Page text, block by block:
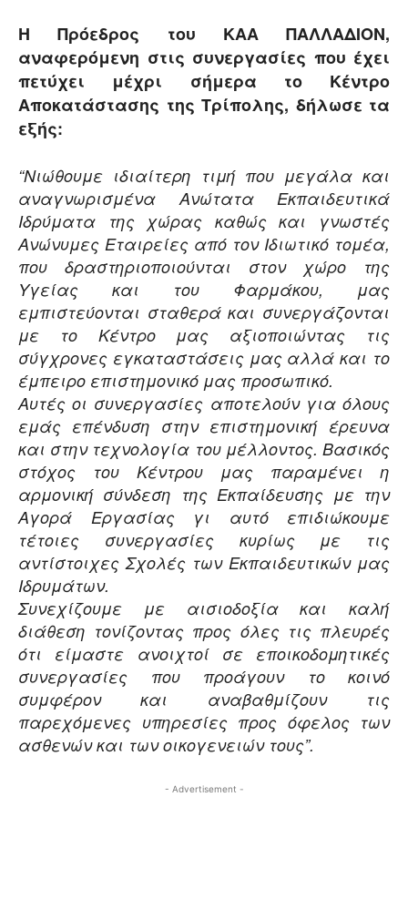
Η Πρόεδρος του ΚΑΑ ΠΑΛΛΑΔΙΟΝ,
αναφερόμενη στις συνεργασίες που έχει
πετύχει μέχρι σήμερα το Κέντρο
Αποκατάστασης της Τρίπολης, δήλωσε τα
εξής:
“Νιώθουμε ιδιαίτερη τιμή που μεγάλα και
αναγνωρισμένα Ανώτατα Εκπαιδευτικά
Ιδρύματα της χώρας καθώς και γνωστές
Ανώνυμες Εταιρείες από τον Ιδιωτικό τομέα,
που δραστηριοποιούνται στον χώρο της
Υγείας και του Φαρμάκου, μας
εμπιστεύονται σταθερά και συνεργάζονται
με το Κέντρο μας αξιοποιώντας τις
σύγχρονες εγκαταστάσεις μας αλλά και το
έμπειρο επιστημονικό μας προσωπικό.
Αυτές οι συνεργασίες αποτελούν για όλους
εμάς επένδυση στην επιστημονική έρευνα
και στην τεχνολογία του μέλλοντος. Βασικός
στόχος του Κέντρου μας παραμένει η
αρμονική σύνδεση της Εκπαίδευσης με την
Αγορά Εργασίας γι αυτό επιδιώκουμε
τέτοιες συνεργασίες κυρίως με τις
αντίστοιχες Σχολές των Εκπαιδευτικών μας
Ιδρυμάτων.
Συνεχίζουμε με αισιοδοξία και καλή
διάθεση τονίζοντας προς όλες τις πλευρές
ότι είμαστε ανοιχτοί σε εποικοδομητικές
συνεργασίες που προάγουν το κοινό
συμφέρον και αναβαθμίζουν τις
παρεχόμενες υπηρεσίες προς όφελος των
ασθενών και των οικογενειών τους”.
- Advertisement -